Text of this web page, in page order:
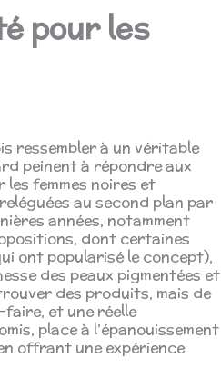
pour les
ressembler à un véritable
peinent à répondre aux
les femmes noires et
au second plan par
années, notamment
dont certaines
ont popularisé le concept),
des peaux pigmentées et
des produits, mais de
et une réelle
place à l’épanouissement
offrant une expérience